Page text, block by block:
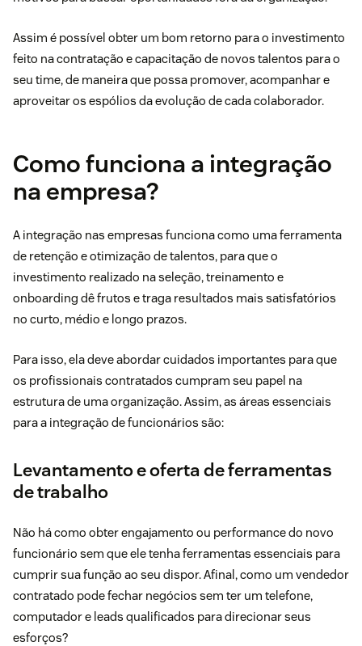
Assim é possível obter um bom retorno para o investimento
feito na contratação e capacitação de novos talentos para o
seu time, de maneira que possa promover, acompanhar e
aproveitar os espólios da evolução de cada colaborador.
Como funciona a integração
na empresa?
A integração nas empresas funciona como uma ferramenta
de retenção e otimização de talentos, para que o
investimento realizado na seleção, treinamento e
onboarding dê frutos e traga resultados mais satisfatórios
no curto, médio e longo prazos.
Para isso, ela deve abordar cuidados importantes para que
os profissionais contratados cumpram seu papel na
estrutura de uma organização. Assim, as áreas essenciais
para a integração de funcionários são:
Levantamento e oferta de ferramentas
de trabalho
Não há como obter engajamento ou performance do novo
funcionário sem que ele tenha ferramentas essenciais para
cumprir sua função ao seu dispor. Afinal, como um vendedor
contratado pode fechar negócios sem ter um telefone,
computador e leads qualificados para direcionar seus
esforços?